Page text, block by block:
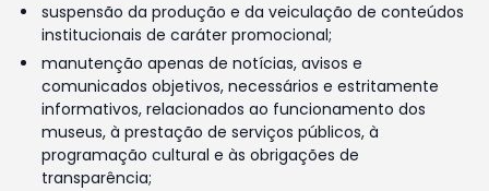
suspensão da produção e da veiculação de conteúdos
institucionais de caráter promocional;
manutenção apenas de notícias, avisos e
comunicados objetivos, necessários e estritamente
informativos, relacionados ao funcionamento dos
museus, à prestação de serviços públicos, à
programação cultural e às obrigações de
transparência;